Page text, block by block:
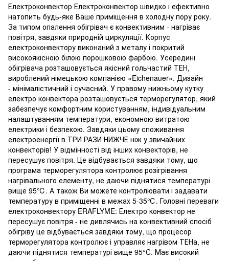
Електроконвектор Електроконвектор швидко і ефективно
натопить будь-яке Ваше приміщення в холодну пору року.
За типом опалення обігрівач є конвективним - нагріває
повітря, завдяки природній циркуляції. Корпус
електроконвектору виконаний з металу і покритий
високоякісною білою порошковою фарбою. Усередині
обігрівача розташовується якісний гольчастий ТЕН,
вироблений німецькою компанією «Eichenauer». Дизайн
- мінімалістичний і сучасний. У правому нижньому кутку
електро конвектора розташовується терморегулятор, який
забезпечує комфортним користуванням, індивідуальним
налаштуванням температури, економною витратою
електрики і безпекою. Завдяки цьому споживання
електроенергії в ТРИ РАЗИ НИЖЧЕ ніж у звичайних
конвекторів! У відмінності від інших конвекторів, не
пересушує повітря. Це відбувається завдяки тому, що
програма терморегулятора контролює розігрівання
нагрівального елементу, не даючи піднятися температурі
вище 95℃. А також Ви можете контролювати і задавати
температуру в приміщенні в межах 5-35℃. Головні переваги
електроконвектору ERAFLYME: Електро конвектор не
пересушує повітря - не дивлячись на конвективний спосіб
обігріву це відбувається завдяки тому, що процесор
терморегулятора контролює і управляє нагрівом ТЕНа, не
даючи піднятися температурі вище 95°C. Має високий